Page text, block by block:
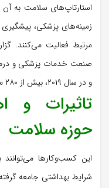
استارتاپ‌های سلامت به آن
زمینه‌های پزشکی، پیشگیری
مرتبط فعالیت می‌کنند.
صنعت خدمات پزشکی و
و در سال ۲۰۱۹، بیش از ۲۸۰ میلیارد دلار افزایش داشته باشد.
تاثیرات و
حوزه سلامت
این کسب‌وکارها می‌توانند
شرایط بهداشتی جامعه